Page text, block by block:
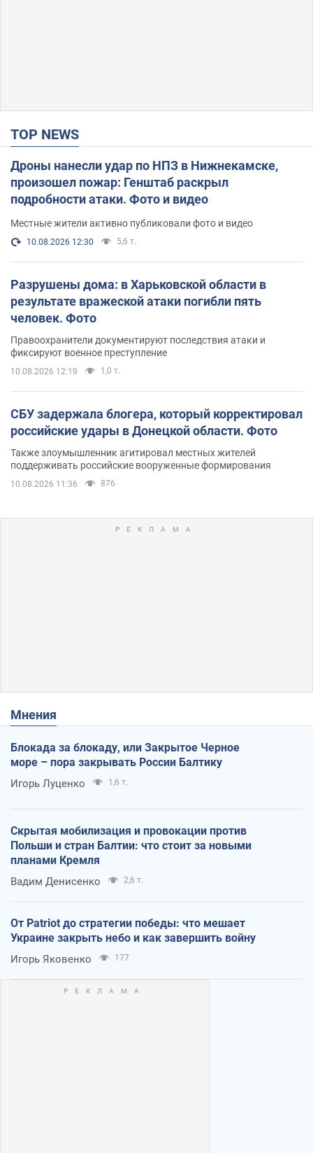
TOP NEWS
Дроны нанесли удар по НПЗ в Нижнекамске,
произошел пожар: Генштаб раскрыл
подробности атаки. Фото и видео
Местные жители активно публиковали фото и видео
10.08.2026 12:30 5,6 т.
Разрушены дома: в Харьковской области в
результате вражеской атаки погибли пять
человек. Фото
Правоохранители документируют последствия атаки и
фиксируют военное преступление
10.08.2026 12:19 1,0 т.
СБУ задержала блогера, который корректировал
российские удары в Донецкой области. Фото
Также злоумышленник агитировал местных жителей
поддерживать российские вооруженные формирования
10.08.2026 11:36 876
Мнения
Блокада за блокаду, или Закрытое Черное
море – пора закрывать России Балтику
Игорь Луценко 1,6 т.
Скрытая мобилизация и провокации против
Польши и стран Балтии: что стоит за новыми
планами Кремля
Вадим Денисенко 2,6 т.
От Patriot до стратегии победы: что мешает
Украине закрыть небо и как завершить войну
Игорь Яковенко 177